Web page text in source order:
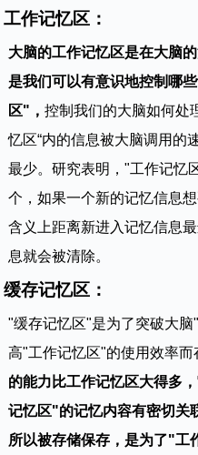
工作记忆区：
大脑的工作记忆区是在大脑
是我们可以有意识地控制哪
区"，控制我们的大脑如何处
忆区“内的信息被大脑调用的
最少。研究表明，"工作记忆
个，如果一个新的记忆信息
含义上距离新进入记忆信息
息就会被清除。
缓存记忆区：
"缓存记忆区"是为了突破大
高"工作记忆区"的使用效率而
的能力比工作记忆区大得多
记忆区"的记忆内容有密切关
所以被存储保存，是为了"工